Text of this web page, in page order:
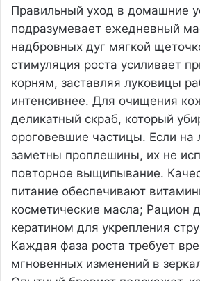
Правильный уход в домашние
подразумевает ежедневный
надбровных дуг мягкой
стимуляция роста усиливает
корням, заставляя луковицы
интенсивнее. Для очищения
деликатный скраб, который
ороговевшие частицы. Если на
заметны проплешины, их не
повторное выщипывание.
питание обеспечивают
косметические масла; Рацион
кератином для укрепления
Каждая фаза роста требует
мгновенных изменений в